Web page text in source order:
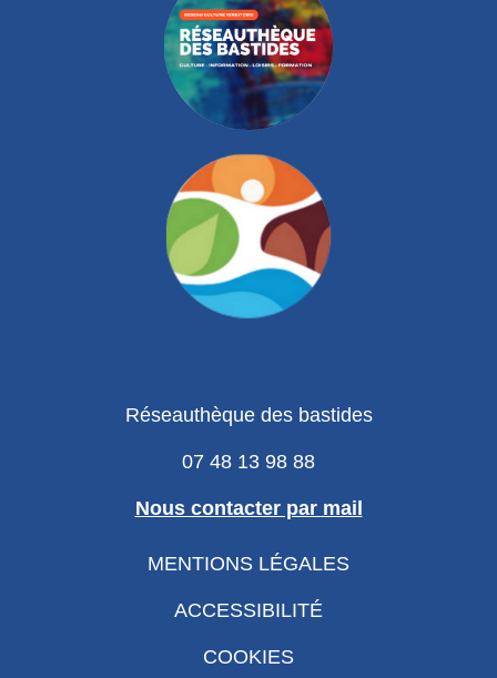
Réseauthèque des bastides
07 48 13 98 88
Nous contacter par mail
MENTIONS LÉGALES
ACCESSIBILITÉ
COOKIES